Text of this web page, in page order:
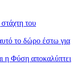
του
το δώρο έστω για
η Φύση αποκαλύπτει